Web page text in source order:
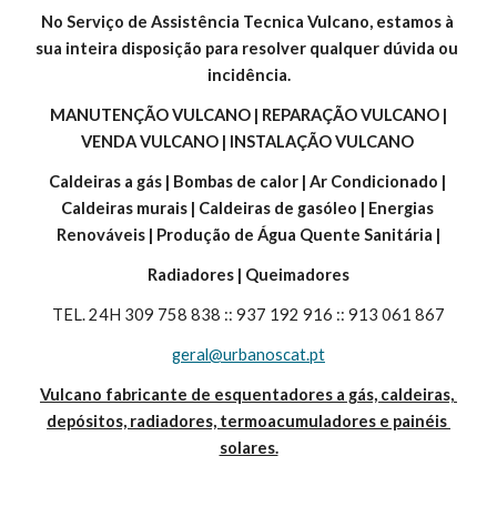
No Serviço de Assistência Tecnica Vulcano, estamos à
sua inteira disposição para resolver qualquer dúvida ou
incidência.
VENDA VULCANO | INSTALAÇÃO VULCANO
Caldeiras a gás | Bombas de calor | Ar Condicionado |
Caldeiras murais | Caldeiras de gasóleo | Energias
Renováveis | Produção de Água Quente Sanitária |
Radiadores | Queimadores
TEL. 24H 309 758 838 :: 937 192 916 :: 913 061 867
geral@urbanoscat.pt
Vulcano fabricante de esquentadores a gás, caldeiras,
depósitos, radiadores, termoacumuladores e painéis
solares.